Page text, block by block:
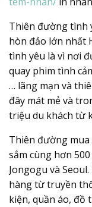
Thiên đường tình
hòn đảo lớn nhất
tình yêu là vì nơi
quay phim tình
… lãng mạn và
đây mát mẻ và
triệu du khách từ
Thiên đường mua
sắm cùng hơn
Jongogu và
hàng từ truyền
kiện, quần áo, đồ